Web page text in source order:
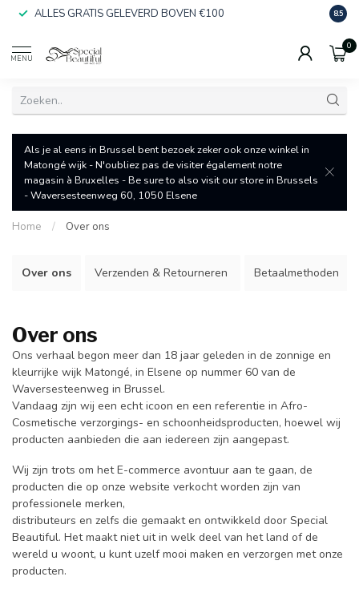
ALLES GRATIS GELEVERD BOVEN €100 8.5
MENU
0
Als je al eens in Brussel bent bezoek zeker ook onze winkel in
Matongé wijk - N'oubliez pas de visiter également notre
magasin à Bruxelles - Be sure to also visit our store in Brussels
- Waversesteenweg 60, 1050 Elsene
Home / Over ons
Over ons Verzenden & Retourneren Betaalmethoden
Over ons
Ons verhaal begon meer dan 18 jaar geleden in de zonnige en
kleurrijke wijk Matongé, in Elsene op nummer 60 van de
Waversesteenweg in Brussel.
Vandaag zijn wij een echt icoon en een referentie in Afro-
Cosmetische verzorgings- en schoonheidsproducten, hoewel wij
producten aanbieden die aan iedereen zijn aangepast.
Wij zijn trots om het E-commerce avontuur aan te gaan, de
producten die op onze website verkocht worden zijn van
professionele merken,
distributeurs en zelfs die gemaakt en ontwikkeld door Special
Beautiful. Het maakt niet uit in welk deel van het land of de
wereld u woont, u kunt uzelf mooi maken en verzorgen met onze
producten.